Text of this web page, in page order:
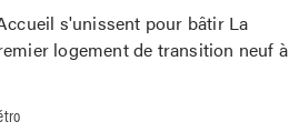
s'unissent pour bâtir La
logement de transition neuf à